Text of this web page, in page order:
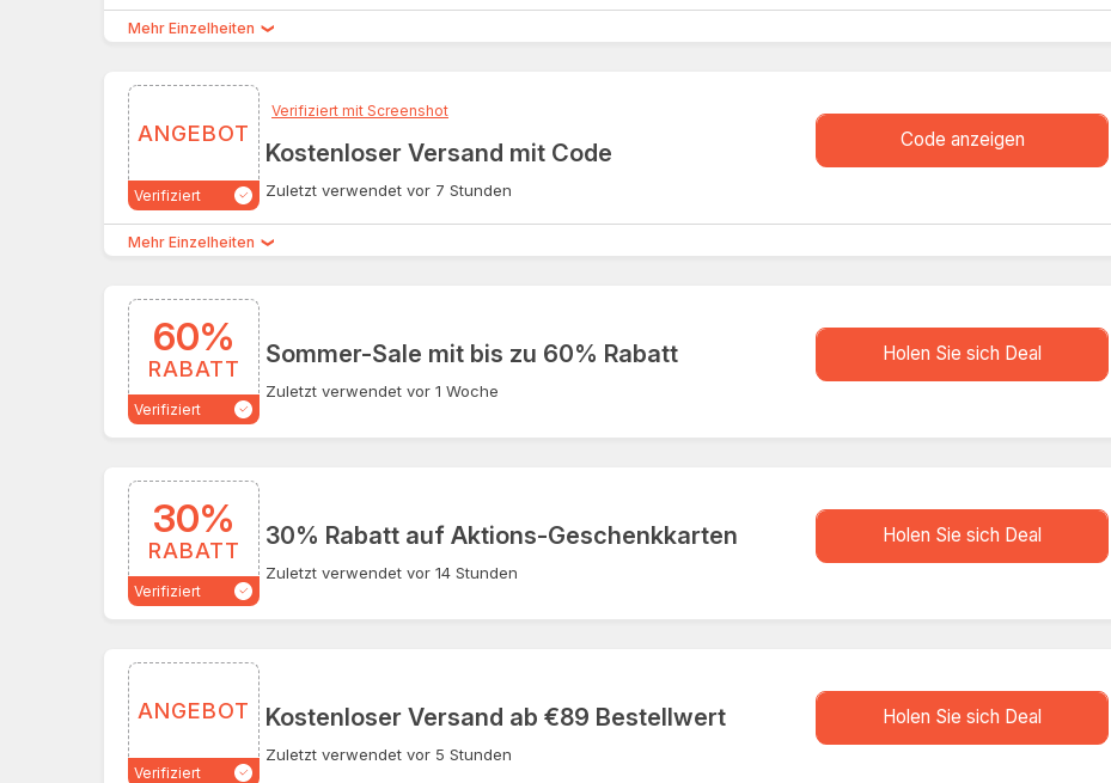
Mehr Einzelheiten
ANGEBOT
Verifiziert
Verifiziert mit Screenshot
Kostenloser Versand mit Code
Zuletzt verwendet vor 7 Stunden
Code anzeigenXXXXING
Mehr Einzelheiten
60%
RABATT
Verifiziert
Sommer-Sale mit bis zu 60% Rabatt
Zuletzt verwendet vor 1 Woche
Holen Sie sich Dealstore.Deal
30%
RABATT
Verifiziert
30% Rabatt auf Aktions-Geschenkkarten
Zuletzt verwendet vor 14 Stunden
Holen Sie sich Dealstore.Deal
ANGEBOT
Verifiziert
Kostenloser Versand ab €89 Bestellwert
Zuletzt verwendet vor 5 Stunden
Holen Sie sich Dealstore.Deal